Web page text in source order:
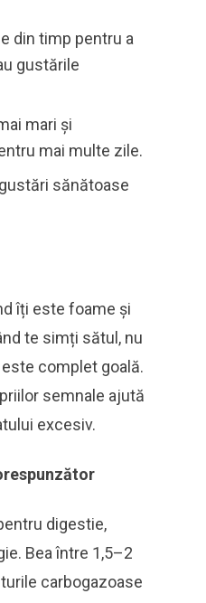
din timp pentru a
gustările
mari și
mai multe zile.
sănătoase
îți este foame și
te simți sătul, nu
complet goală.
semnale ajută
excesiv.
digestie,
Bea între 1,5–2
carbogazoase